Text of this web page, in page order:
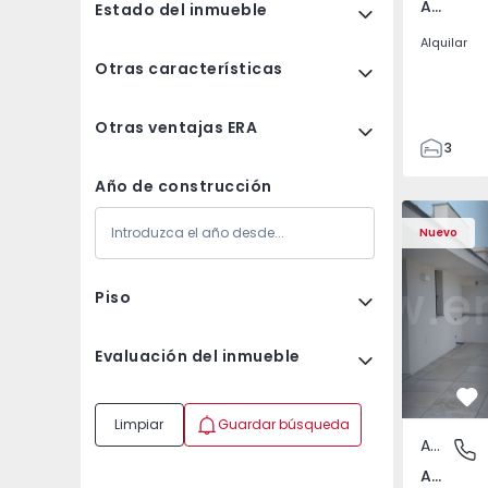
Estado del inmueble
Otras características
Otras ventajas ERA
Año de construcción
Piso
Evaluación del inmueble
Limpiar Guardar búsqueda
Av. Boavista, Porto
Alquilar
3
132
142
2
Nuevo
Apartamento T2
Av.
Apartamento
Av. Boavista, Porto